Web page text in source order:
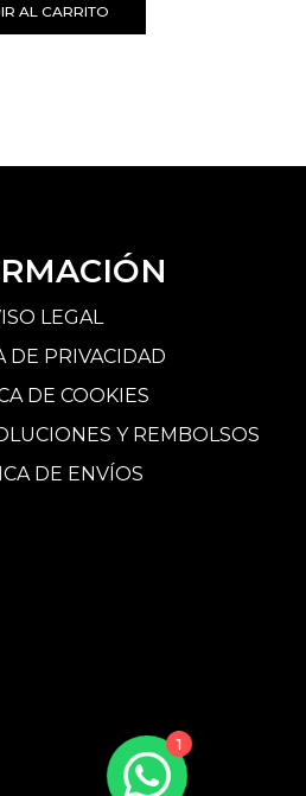
AL CARRITO
LEGAL
DE PRIVACIDAD
DE COOKIES
Y REMBOLSOS
DE ENVÍOS
1